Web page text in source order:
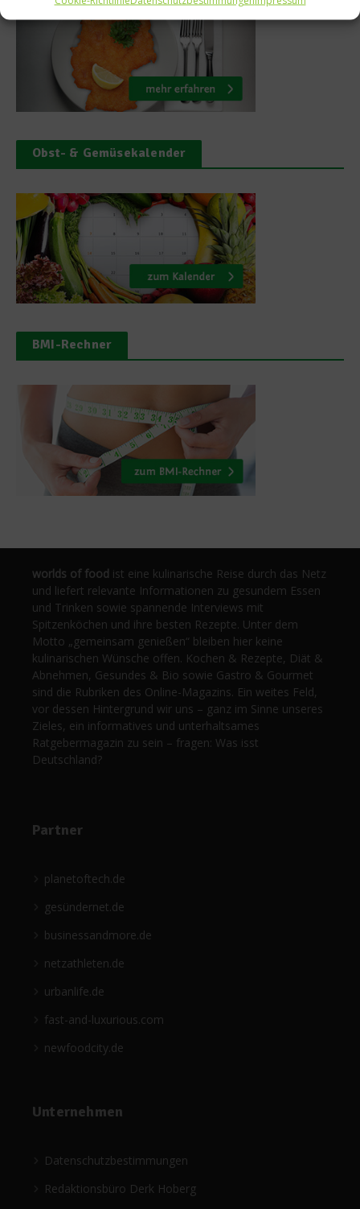
Obst- & Gemüsekalender
BMI-Rechner
worlds of food ist eine kulinarische Reise durch das Netz
und liefert relevante Informationen zu gesundem Essen
und Trinken sowie spannende Interviews mit
Spitzenköchen und ihre besten Rezepte. Unter dem
Motto „gemeinsam genießen“ bleiben hier keine
kulinarischen Wünsche offen. Kochen & Rezepte, Diät &
Abnehmen, Gesundes & Bio sowie Gastro & Gourmet
sind die Rubriken des Online-Magazins. Ein weites Feld,
vor dessen Hintergrund wir uns – ganz im Sinne unseres
Zieles, ein informatives und unterhaltsames
Ratgebermagazin zu sein – fragen: Was isst
Deutschland?
Partner
planetoftech.de
gesündernet.de
businessandmore.de
netzathleten.de
urbanlife.de
fast-and-luxurious.com
newfoodcity.de
Unternehmen
Datenschutzbestimmungen
Redaktionsbüro Derk Hoberg